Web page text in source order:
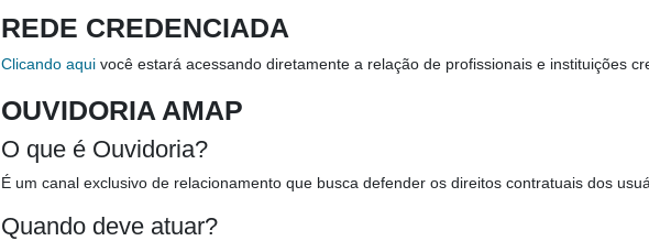
REDE CREDENCIADA
Clicando aqui você estará acessando diretamente a relação de profissionais e instituições
OUVIDORIA AMAP
O que é Ouvidoria?
É um canal exclusivo de relacionamento que busca defender os direitos contratuais dos
Quando deve atuar?